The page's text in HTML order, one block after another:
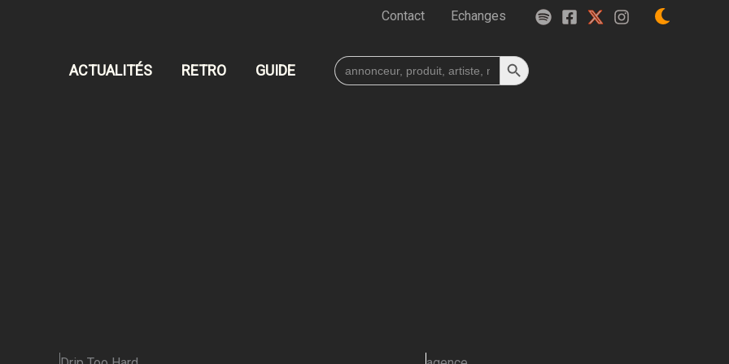
Contact Echanges
ACTUALITÉS RETRO GUIDE
Search
for:
Search Button